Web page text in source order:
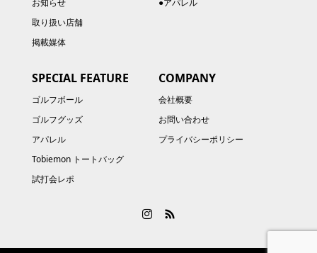
取り扱い店舗
掲載媒体
SPECIAL FEATURE
ゴルフボール
ゴルフグッズ
アパレル
Tobiemon トートバッグ
試打会レポ
COMPANY
会社概要
お問い合わせ
プライバシーポリシー